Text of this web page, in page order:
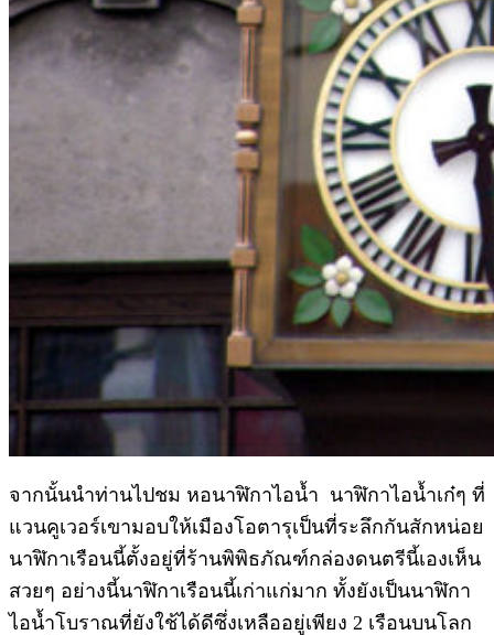
จากนั้นนำท่านไปชม หอนาฬิกาไอน้ำ นาฬิกาไอน้ำเก๋ๆ ที่
แวนคูเวอร์เขามอบให้เมืองโอตารุเป็นที่ระลึกกันสักหน่อย
นาฬิกาเรือนนี้ตั้งอยู่ที่ร้านพิพิธภัณฑ์กล่องดนตรีนี้เองเห็น
สวยๆ อย่างนี้นาฬิกาเรือนนี้เก่าแก่มาก ทั้งยังเป็นนาฬิกา
ไอน้ำโบราณที่ยังใช้ได้ดีซึ่งเหลืออยู่เพียง 2 เรือนบนโลก